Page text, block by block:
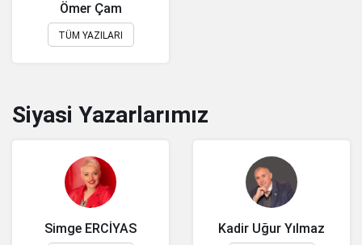
Ömer Çam
TÜM YAZILARI
Siyasi Yazarlarımız
Simge ERCİYAS Kadir Uğur Yılmaz